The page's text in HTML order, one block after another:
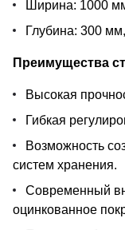
Ширина: 1000
Глубина: 300
Преимущества
Высокая
Гибкая
Возможность
систем хранения.
Современный
оцинкованное